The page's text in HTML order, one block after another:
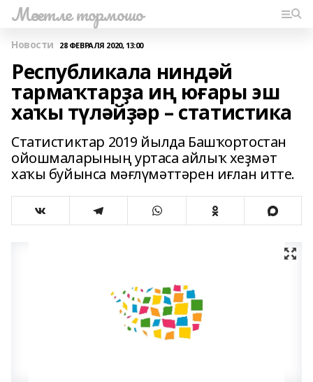
Мәсетле тормошо
Новости 28 ФЕВРАЛЯ 2020, 13:00
Республикала ниндәй
тармаҡтарҙа иң юғары эш
хаҡы түләйҙәр – статистика
Статистиктар 2019 йылда Башҡортостан
ойошмаларының уртаса айлыҡ хеҙмәт
хаҡы буйынса мәғлүмәттәрен иғлан итте.